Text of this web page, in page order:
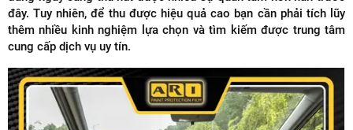
đây. Tuy nhiên, để thu được hiệu quả cao bạn cần phải tích lũy
thêm nhiều kinh nghiệm lựa chọn và tìm kiếm được trung tâm
cung cấp dịch vụ uy tín.